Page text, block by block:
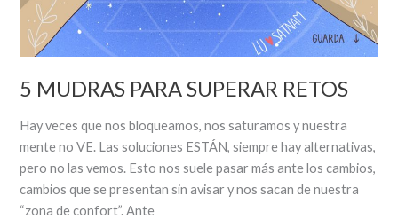
5 MUDRAS PARA SUPERAR RETOS
Hay veces que nos bloqueamos, nos saturamos y nuestra
mente no VE. Las soluciones ESTÁN, siempre hay alternativas,
pero no las vemos. Esto nos suele pasar más ante los cambios,
cambios que se presentan sin avisar y nos sacan de nuestra
“zona de confort”. Ante